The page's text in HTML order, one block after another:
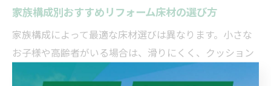
家族構成別おすすめリフォーム床材の選び方
家族構成によって最適な床材選びは異なります。小さな
お子様や高齢者がいる場合は、滑りにくく、クッション
性のある床材が安全性の面でおすすめです。ペットがい